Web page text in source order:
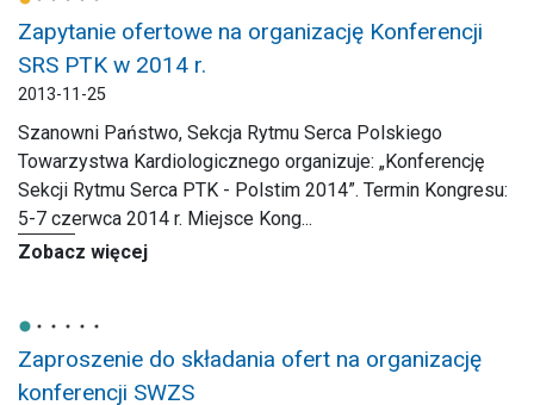
Zapytanie ofertowe na organizację Konferencji
SRS PTK w 2014 r.
2013-11-25
Szanowni Państwo, Sekcja Rytmu Serca Polskiego
Towarzystwa Kardiologicznego organizuje: „Konferencję
Sekcji Rytmu Serca PTK - Polstim 2014”. Termin Kongresu:
5-7 czerwca 2014 r. Miejsce Kong...
Zobacz więcej
Zaproszenie do składania ofert na organizację
konferencji SWZS